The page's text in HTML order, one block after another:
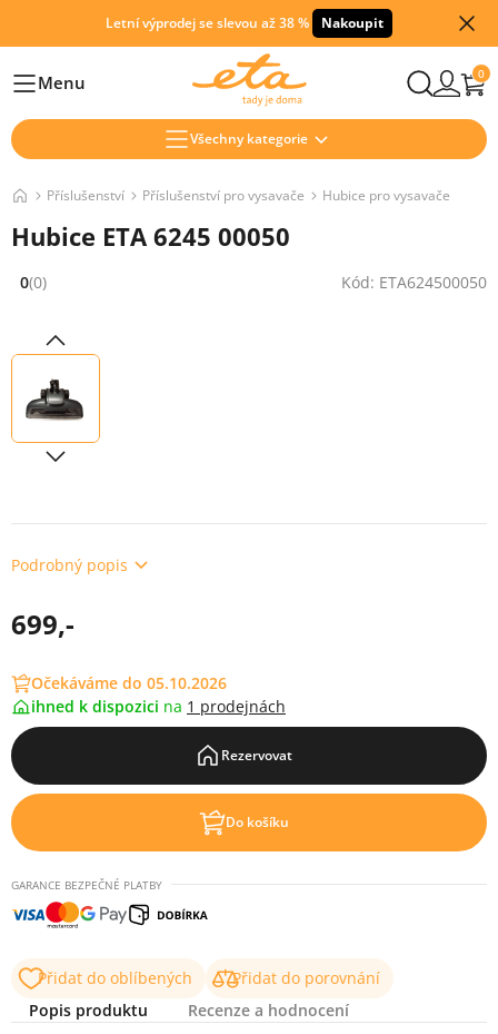
Letní výprodej se slevou až 38 % Nakoupit
HlavníMenu 0
Všechny kategorie
Příslušenství Příslušenství pro vysavače Hubice pro vysavače
Hubice ETA 6245 00050
Hodnocení: 0 z 5 (0 recenzí)
0(0) Kód: ETA624500050
Podrobný popis
699,-
Očekáváme do 05.10.2026
ihned k dispozici na 1 prodejnách
Rezervovat
Do košíku
GARANCE BEZPEČNÉ PLATBY
Přidat do oblíbených
Přidat do porovnání
Popis produktu
Recenze a hodnocení